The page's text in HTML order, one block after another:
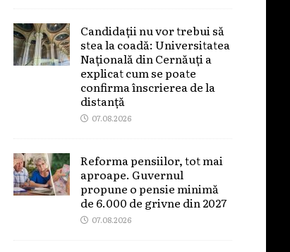
Candidații nu vor trebui să
stea la coadă: Universitatea
Națională din Cernăuți a
explicat cum se poate
confirma înscrierea de la
distanță
07.08.2026
Reforma pensiilor, tot mai
aproape. Guvernul
propune o pensie minimă
de 6.000 de grivne din 2027
07.08.2026